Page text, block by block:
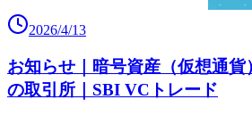
2026/4/13
お知らせ｜暗号資産（仮想通
の取引所｜SBI VCトレード